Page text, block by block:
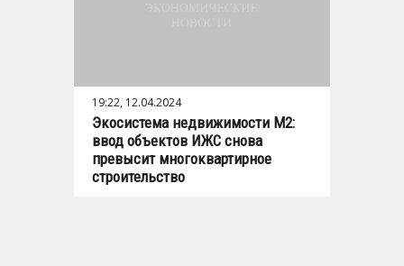
19:22, 12.04.2024
Экосистема недвижимости М2:
ввод объектов ИЖС снова
превысит многоквартирное
строительство